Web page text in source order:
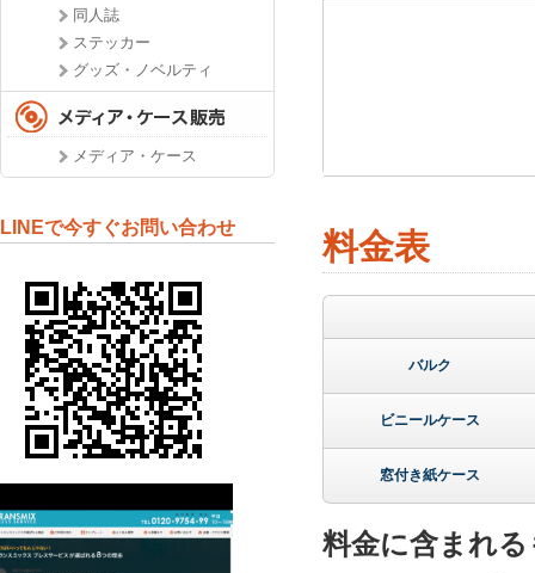
同人誌
ステッカー
グッズ・ノベルティ
メディア・ケース
LINEで今すぐお問い合わせ 料金表
バルク
ビニールケース
窓付き紙ケース
料金に含まれ